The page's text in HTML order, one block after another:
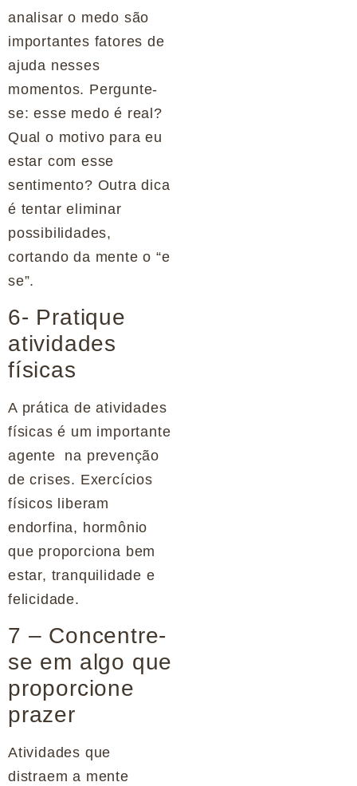
analisar o medo são
importantes fatores de
ajuda nesses
momentos. Pergunte-
se: esse medo é real?
Qual o motivo para eu
estar com esse
sentimento? Outra dica
é tentar eliminar
possibilidades,
cortando da mente o “e
se”.
6- Pratique
atividades
físicas
A prática de atividades
físicas é um importante
agente na prevenção
de crises. Exercícios
físicos liberam
endorfina, hormônio
que proporciona bem
estar, tranquilidade e
felicidade.
7 – Concentre-
se em algo que
proporcione
prazer
Atividades que
distraem a mente